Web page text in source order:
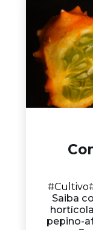
#Cultivo
Saiba
pepino-